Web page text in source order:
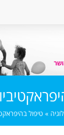
» טיפול